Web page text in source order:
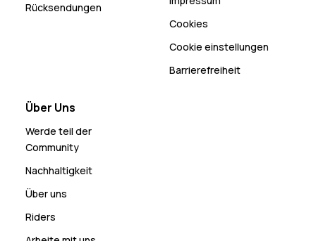
Rücksendungen
Cookies
Cookie einstellungen
Barrierefreiheit
Über Uns
Werde teil der
Community
Nachhaltigkeit
Über uns
Riders